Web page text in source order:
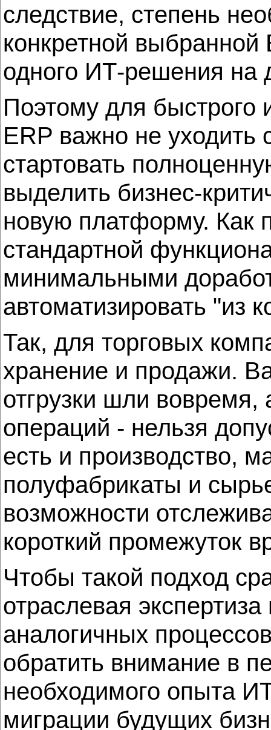
следствие, степень
конкретной
одного ИТ-решения на
Поэтому для быстрого
ERP важно не уходить
стартовать
выделить бизнес-
новую платформу. Как
стандартной
минимальными
автоматизировать "из
Так, для торговых
хранение и продажи.
отгрузки шли вовремя,
операций - нельзя
есть и производство,
полуфабрикаты и
возможности
короткий промежуток
Чтобы такой подход
отраслевая
аналогичных
обратить внимание в
необходимого опыта
миграции будущих